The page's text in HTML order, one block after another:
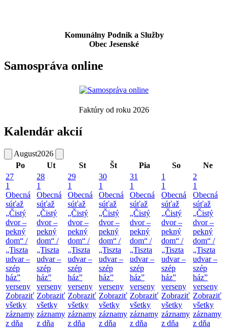
Komunálny Podnik a Služby
Obec Jesenské
Samospráva online
Faktúry od roku 2026
Kalendár akcií
August2026
Po
Ut St Št Pia So
Ne
27
1
Obecná
súťaž
„Čistý
dvor –
pekný
dom“ /
„Tiszta
udvar –
szép
ház”
verseny
Zobraziť
všetky
záznamy
z dňa
28
1
Obecná
súťaž
„Čistý
dvor –
pekný
dom“ /
„Tiszta
udvar –
szép
ház”
verseny
Zobraziť
všetky
záznamy
z dňa
29
1
Obecná
súťaž
„Čistý
dvor –
pekný
dom“ /
„Tiszta
udvar –
szép
ház”
verseny
Zobraziť
všetky
záznamy
z dňa
30
1
Obecná
súťaž
„Čistý
dvor –
pekný
dom“ /
„Tiszta
udvar –
szép
ház”
verseny
Zobraziť
všetky
záznamy
z dňa
31
1
Obecná
súťaž
„Čistý
dvor –
pekný
dom“ /
„Tiszta
udvar –
szép
ház”
verseny
Zobraziť
všetky
záznamy
z dňa
1
1
Obecná
súťaž
„Čistý
dvor –
pekný
dom“ /
„Tiszta
udvar –
szép
ház”
verseny
Zobraziť
všetky
záznamy
z dňa
2
1
Obecná
súťaž
„Čistý
dvor –
pekný
dom“ /
„Tiszta
udvar –
szép
ház”
verseny
Zobraziť
všetky
záznamy
z dňa